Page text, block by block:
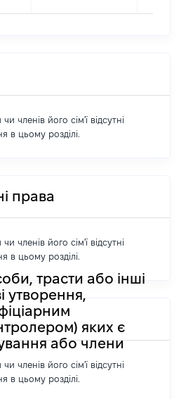
членів його сім'ї відсутні
в цьому розділі.
права
членів його сім'ї відсутні
в цьому розділі.
трасти або інші
утворення,
яких є
або члени
членів його сім'ї відсутні
в цьому розділі.